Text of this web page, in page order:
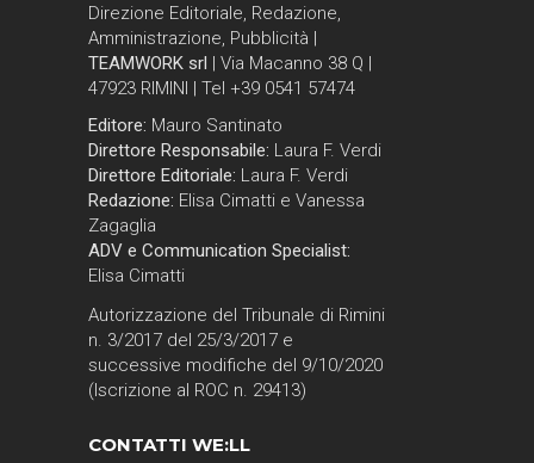
Direzione Editoriale, Redazione,
Amministrazione, Pubblicità |
TEAMWORK srl | Via Macanno 38 Q |
47923 RIMINI | Tel +39 0541 57474
Editore: Mauro Santinato
Direttore Responsabile: Laura F. Verdi
Direttore Editoriale: Laura F. Verdi
Redazione: Elisa Cimatti e Vanessa
Zagaglia
ADV e Communication Specialist:
Elisa Cimatti
Autorizzazione del Tribunale di Rimini
n. 3/2017 del 25/3/2017 e
successive modifiche del 9/10/2020
(Iscrizione al ROC n. 29413)
CONTATTI WE:LL